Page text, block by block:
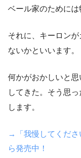
ベール家のためには
それに、キーロン
ないかといいます。
何かがおかしいと
してきた。そう思
します。
→「我慢してくださ
ら発売中！